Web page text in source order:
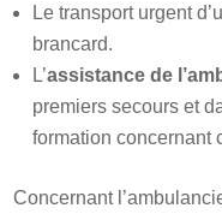
Le transport urgent
brancard.
L’assistance de
premiers secours et
formation concernant
Concernant